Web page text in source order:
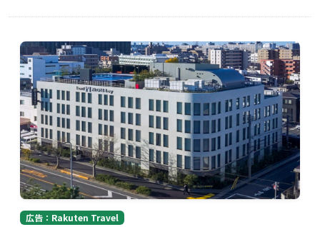
広告：Rakuten Travel